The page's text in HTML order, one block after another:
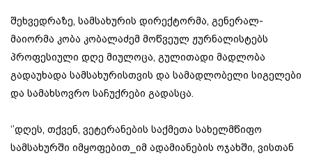
შეხვედრაზე, სამსახურის დირექტორმა, გენერალ-
მაიორმა კობა კობალაძემ მოწვეულ ჟურნალისტებს
პროფესიული დღე მიულოცა, გულითადი მადლობა
გადაუხადა სამსახურისთვის და სამადლობელი სიგელები
და სამახსოვრო საჩუქრები გადასცა.
‘’დღეს, თქვენ, ვეტერანების საქმეთა სახელმწიფო
სამსახურში იმყოფებით_იმ ადამიანების ოჯახში, ვისთან